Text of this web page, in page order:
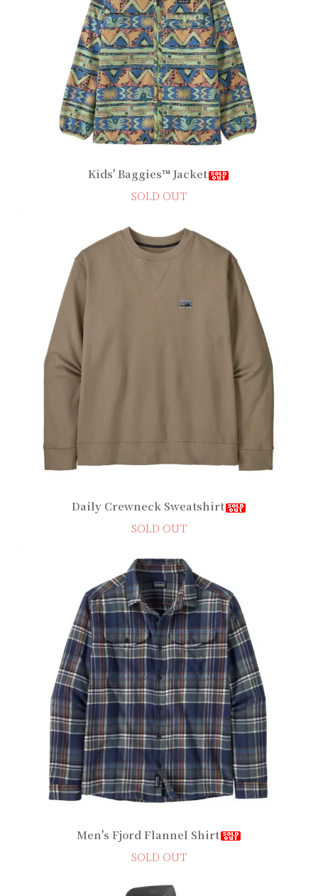
Kids' Baggies™ Jacket
SOLD OUT
Daily Crewneck Sweatshirt
SOLD OUT
Men's Fjord Flannel Shirt
SOLD OUT